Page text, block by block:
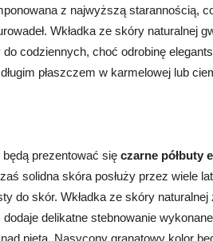
z najwyższą starannością,
Wkładka ze skóry naturalnej
codziennych, choć odrobinę
płaszczem w karmelowej lub
prezentować się czarne półbuty
solidna skóra posłuży przez wiele
do skór. Wkładka ze skóry
delikatne stebnowanie
piętą. Nasycony granatowy kolor